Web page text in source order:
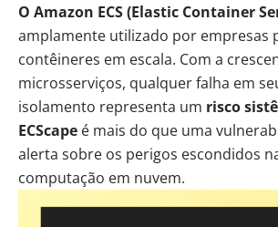
O Amazon ECS (Elastic Container
amplamente utilizado por empresas
contêineres em escala. Com a
microsserviços, qualquer falha em
isolamento representa um risco
ECScape é mais do que uma
alerta sobre os perigos escondidos
computação em nuvem.